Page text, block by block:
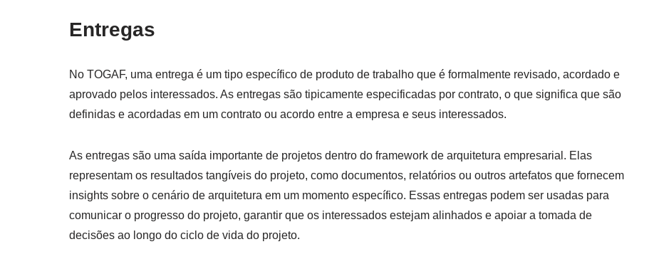
Entregas
No TOGAF, uma entrega é um tipo específico de produto de trabalho que é formalmente revisado, acordado e
aprovado pelos interessados. As entregas são tipicamente especificadas por contrato, o que significa que são
definidas e acordadas em um contrato ou acordo entre a empresa e seus interessados.
As entregas são uma saída importante de projetos dentro do framework de arquitetura empresarial. Elas
representam os resultados tangíveis do projeto, como documentos, relatórios ou outros artefatos que fornecem
insights sobre o cenário de arquitetura em um momento específico. Essas entregas podem ser usadas para
comunicar o progresso do projeto, garantir que os interessados estejam alinhados e apoiar a tomada de
decisões ao longo do ciclo de vida do projeto.